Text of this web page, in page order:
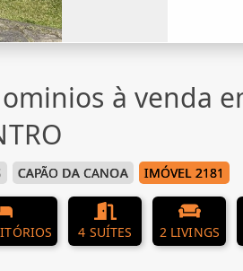
à venda
CAPÃO DA CANOA IMÓVEL 2181
4 SUÍTES 2 LIVINGS